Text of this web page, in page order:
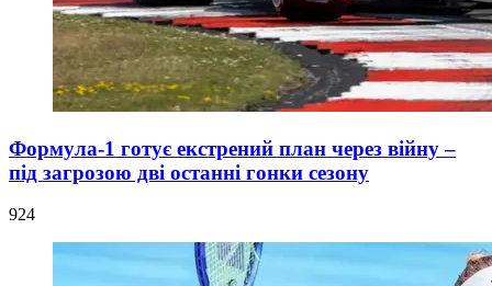
Формула-1 готує екстрений план через війну –
під загрозою дві останні гонки сезону
924